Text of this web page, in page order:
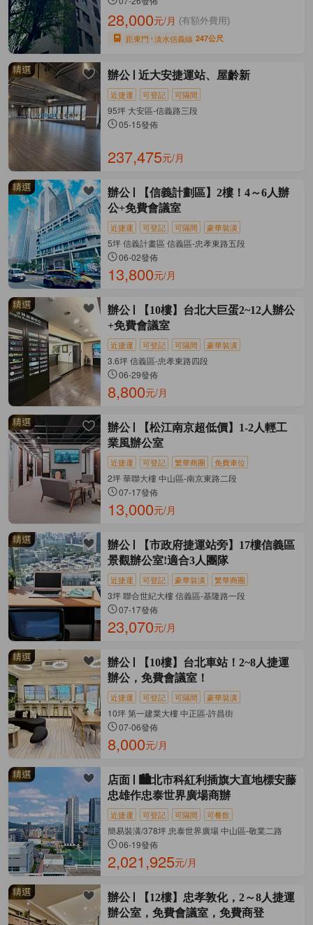
28,000元/月 (有額外費用)
距東門 淡水信義線 247公尺
辦公 近大安捷運站、屋齡新
近捷運 可登記 可隔間
95坪 大安區-信義路三段
05-15發佈
237,475元/月
辦公
【信義計劃區】2樓！4～6人辦
公+免費會議室
近捷運 可登記 可隔間 豪華裝潢
5坪 信義計畫區 信義區-忠孝東路五段
06-02發佈
13,800元/月
辦公
【10樓】台北大巨蛋2~12人辦公
+免費會議室
近捷運 可登記 可隔間 豪華裝潢
3.6坪 信義區-忠孝東路四段
06-29發佈
8,800元/月
辦公
【松江南京超低價】1-2人輕工
業風辦公室
近捷運 可登記 繁華商圈 免費車位
2坪 華聯大樓 中山區-南京東路二段
07-17發佈
13,000元/月
辦公
【市政府捷運站旁】17樓信義區
景觀辦公室!適合3人團隊
近捷運 可登記 豪華裝潢 繁華商圈
3坪 聯合世紀大樓 信義區-基隆路一段
07-17發佈
23,070元/月
辦公
【10樓】台北車站！2~8人捷運
辦公，免費會議室！
近捷運 可登記 可隔間 豪華裝潢
10坪 第一建業大樓 中正區-許昌街
07-06發佈
8,000元/月
店面
🏙️北市科紅利插旗大直地標安藤
忠雄作忠泰世界廣場商辦
近捷運 可登記 可隔間 可餐飲
簡易裝潢/378坪 忠泰世界廣場 中山區-敬業二路
06-19發佈
2,021,925元/月
辦公
【12樓】忠孝敦化，2～8人捷運
辦公室，免費會議室，免費商登